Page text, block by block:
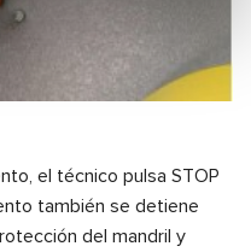
el técnico pulsa STOP
también se detiene
del mandril y